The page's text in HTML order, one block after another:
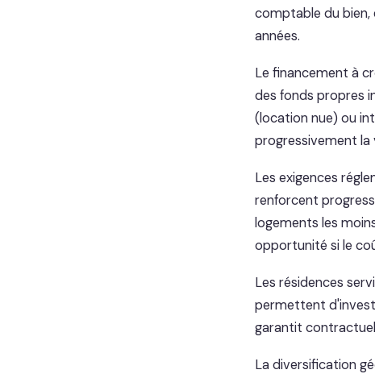
comptable du
années.
Le financement à
des fonds propres
(location nue) ou
progressivement la
Les exigences
renforcent
logements les
opportunité si le
Les résidences
permettent
garantit
La diversification